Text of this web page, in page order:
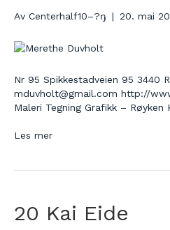
Av Centerhalf10–?ŋ | 20. mai
Nr 95 Spikkestadveien 95 3440
mduvholt@gmail.com http://
Maleri Tegning Grafikk – Røyken
Les mer
20 Kai Eide